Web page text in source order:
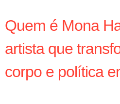
Quem é Mona
artista que
corpo e política